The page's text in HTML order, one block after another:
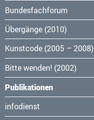
Bundesfachforum
Übergänge (2010)
Kunstcode (2005 – 2008)
Bitte wenden! (2002)
Publikationen
Navigation
überspringen
infodienst